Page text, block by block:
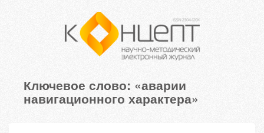
Ключевое слово: «аварии
навигационного характера»